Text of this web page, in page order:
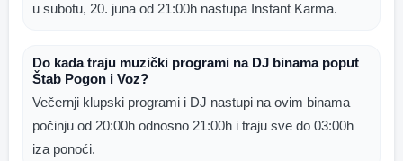
u subotu, 20. juna od 21:00h nastupa Instant Karma.
Do kada traju muzički programi na DJ binama poput
Štab Pogon i Voz?
Večernji klupski programi i DJ nastupi na ovim binama
počinju od 20:00h odnosno 21:00h i traju sve do 03:00h
iza ponoći.